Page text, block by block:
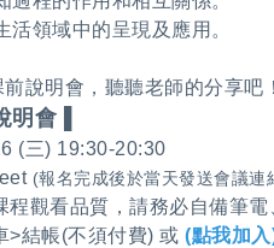
領域中的呈現及應用。
說明會，聽聽老師的分享吧！
明會 ▌
(三) 19:30-20:30
(報名完成後於當天發送會議連
觀看品質，請務必自備筆
>結帳(不須付費) 或 (點我加